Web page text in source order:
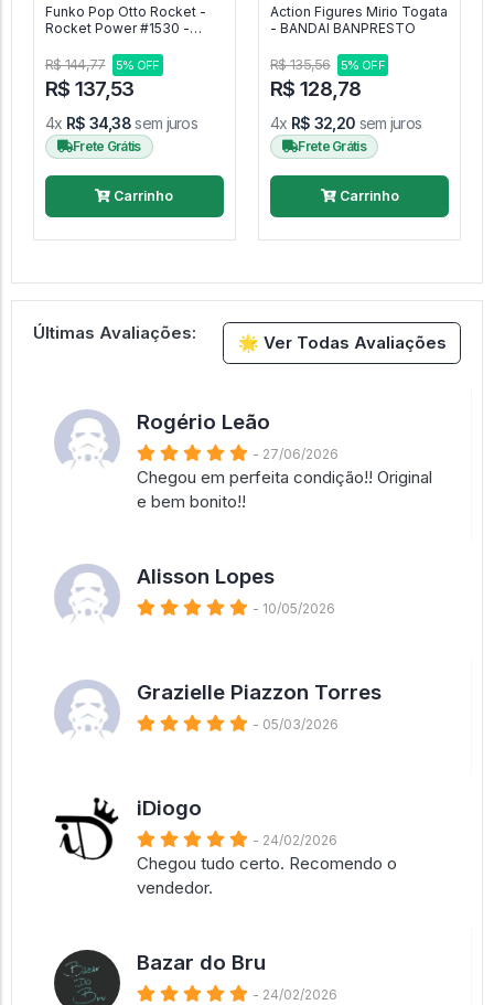
Funko Pop Otto Rocket -
Rocket Power #1530 -
R$ 144,77
5% OFF
R$ 137,53
4x R$ 34,38sem juros
Frete Grátis
Carrinho
Action Figures Mirio Togata
- BANDAI BANPRESTO
R$ 135,56 5% OFF
R$ 128,78
4x R$ 32,20 sem juros
Frete Grátis
Carrinho
🌟 Ver Todas Avaliações
Últimas Avaliações:
Rogério Leão
- 27/06/2026
Chegou em perfeita condição!! Original
e bem bonito!!
Alisson Lopes
- 10/05/2026
Grazielle Piazzon Torres
- 05/03/2026
iDiogo
- 24/02/2026
Chegou tudo certo. Recomendo o
vendedor.
Bazar do Bru
- 24/02/2026